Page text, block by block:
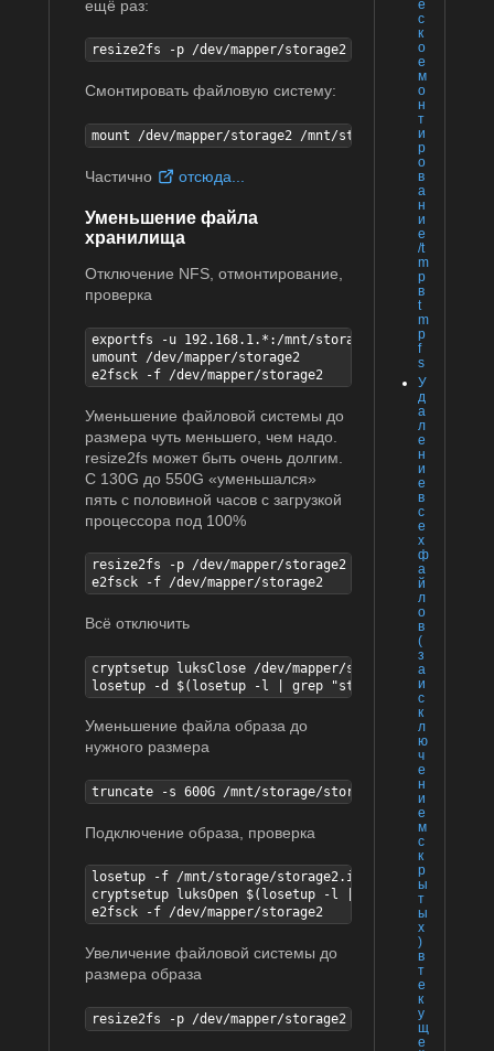
е
с
к
о
е
м
о
н
т
и
р
о
в
а
н
и
е
/t
m
p
в
t
m
p
f
s
У
д
а
л
е
н
и
е
в
с
е
х
ф
а
й
л
о
в
(
з
а
и
с
к
л
ю
ч
е
н
и
е
м
с
к
р
ы
т
ы
х
)
в
т
е
к
у
щ
е
ещё раз:
resize2fs -p /dev/mapper/storage2
Смонтировать файловую систему:
mount /dev/mapper/storage2 /mnt/storage2
Частично отсюда...
Уменьшение файла
хранилища
Отключение NFS, отмонтирование,
проверка
exportfs -u 192.168.1.*:/mnt/storage2
umount /dev/mapper/storage2
e2fsck -f /dev/mapper/storage2
Уменьшение файловой системы до
размера чуть меньшего, чем надо.
resize2fs может быть очень долгим.
С 130G до 550G «уменьшался»
пять с половиной часов с загрузкой
процессора под 100%
resize2fs -p /dev/mapper/storage2 550G
e2fsck -f /dev/mapper/storage2
Всё отключить
cryptsetup luksClose /dev/mapper/storage2
losetup -d $(losetup -l | grep "storage2.img" |
Уменьшение файла образа до
нужного размера
truncate -s 600G /mnt/storage/storage2.img
Подключение образа, проверка
losetup -f /mnt/storage/storage2.img
cryptsetup luksOpen $(losetup -l | grep
e2fsck -f /dev/mapper/storage2
Увеличение файловой системы до
размера образа
resize2fs -p /dev/mapper/storage2